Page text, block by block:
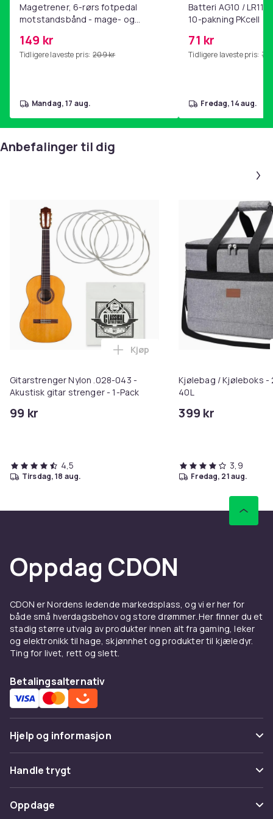
Beregnet til 1-2 personer
Mål i taske 40 x 20 cm.
Farger; svart, rosa, lyseblå, grønn
Størrelse
Vekt, gram
650
Magetrener, 6-rørs fotpedal
motstandsbånd - mage- og
hjemmegymnastikk Purple
149 kr
Tidligere laveste pris: 209 kr
mandag, 17 aug.
Batteri AG10 /
10-pakning PKcell
71 kr
Tidligere laveste pris: 76
fredag, 14 aug.
Anbefalinger til dig
Gitarstrenger Nylon .028-043 -
Akustisk gitar strenger - 1-Pack
99 kr
Legg Gitarstrenger Nylon .028-
Kjøp
4,5
tirsdag, 18 aug.
Kjølebag / Kjøleboks -
40L
399 kr
3,9
fredag, 21 aug.
Oppdag CDON
CDON er Nordens ledende markedsplass, og vi er her for
både små hverdagsbehov og store drømmer. Her finner du et
stadig større utvalg av produkter innen alt fra gaming, leker
og elektronikk til hage, skjønnhet og produkter til kjæledyr.
Ting for livet, rett og slett.
Betalingsalternativ
Hjelp og informasjon
Vanlige spørsmål
Spor pakke
Angre & returner her
Handle trygt
Betaling
Oppdage